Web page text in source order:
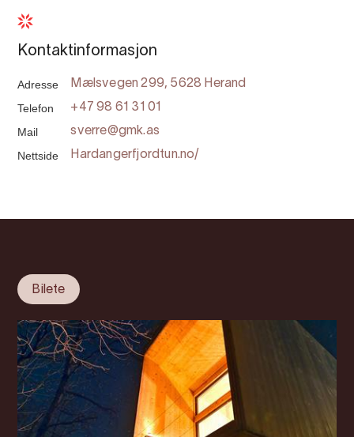
Kontaktinformasjon
Adresse Mælsvegen 299, 5628 Herand
Telefon +47 98 61 31 01
Mail sverre@gmk.as
Nettside Hardangerfjordtun.no/
Bilete